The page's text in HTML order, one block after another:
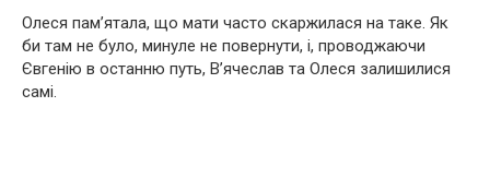
Олеся пам’ятала, що мати часто скаржилася на таке. Як
би там не було, минуле не повернути, і, проводжаючи
Євгенію в останню путь, В’ячеслав та Олеся залишилися
самі.